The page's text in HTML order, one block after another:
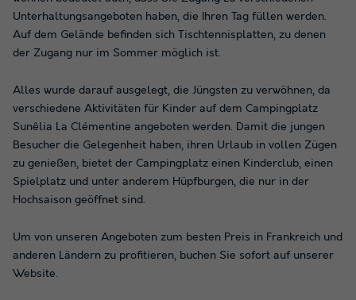
Unterhaltungsangeboten haben, die Ihren Tag füllen werden.
Auf dem Gelände befinden sich Tischtennisplatten, zu denen
der Zugang nur im Sommer möglich ist.
Alles wurde darauf ausgelegt, die Jüngsten zu verwöhnen, da
verschiedene Aktivitäten für Kinder auf dem Campingplatz
Sunêlia La Clémentine angeboten werden. Damit die jungen
Besucher die Gelegenheit haben, ihren Urlaub in vollen Zügen
zu genießen, bietet der Campingplatz einen Kinderclub, einen
Spielplatz und unter anderem Hüpfburgen, die nur in der
Hochsaison geöffnet sind.
Um von unseren Angeboten zum besten Preis in Frankreich und
anderen Ländern zu profitieren, buchen Sie sofort auf unserer
Website.